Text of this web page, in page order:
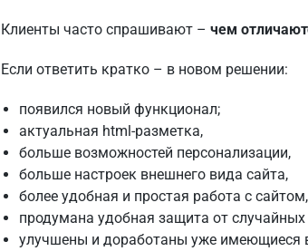
Клиенты часто спрашивают – чем
Если ответить кратко – в новом решении:
появился новый функционал;
актуальная html-разметка,
больше возможностей персонализации,
больше настроек внешнего вида сайта,
более удобная и простая работа с сайтом,
продумана удобная защита от
улучшены и доработаны уже имеющиеся